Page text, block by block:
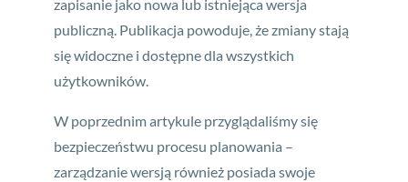
zapisanie jako nowa lub istniejąca wersja
publiczną. Publikacja powoduje, że zmiany stają
się widoczne i dostępne dla wszystkich
użytkowników.
W poprzednim artykule przyglądaliśmy się
bezpieczeństwu procesu planowania –
zarządzanie wersją również posiada swoje